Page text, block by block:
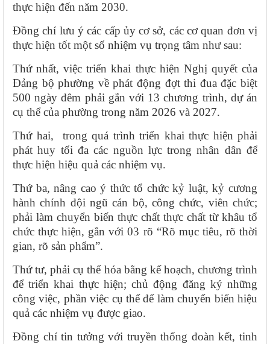
thực hiện đến năm 2030.
Đồng chí lưu ý các cấp ủy cơ sở, các cơ quan đơn vị
thực hiện tốt một số nhiệm vụ trọng tâm như sau:
Thứ nhất, việc triển khai thực hiện Nghị quyết của
Đảng bộ phường về phát động đợt thi đua đặc biệt
500 ngày đêm phải gắn với 13 chương trình, dự án
cụ thể của phường trong năm 2026 và 2027.
Thứ hai, trong quá trình triển khai thực hiện phải
phát huy tối đa các nguồn lực trong nhân dân để
thực hiện hiệu quả các nhiệm vụ.
Thứ ba, nâng cao ý thức tổ chức kỷ luật, kỷ cương
hành chính đội ngũ cán bộ, công chức, viên chức;
phải làm chuyển biến thực chất thực chất từ khâu tổ
chức thực hiện, gắn với 03 rõ “Rõ mục tiêu, rõ thời
gian, rõ sản phẩm”.
Thứ tư, phải cụ thể hóa bằng kế hoạch, chương trình
để triển khai thực hiện; chủ động đăng ký những
công việc, phần việc cụ thể để làm chuyển biến hiệu
quả các nhiệm vụ được giao.
Đồng chí tin tưởng với truyền thống đoàn kết, tinh